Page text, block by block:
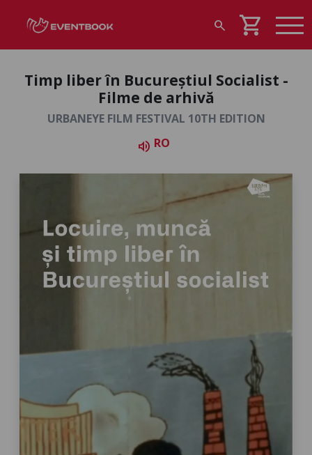
search shopping_cart
Timp liber în Bucureștiul Socialist -
Filme de arhivă
URBANEYE FILM FESTIVAL 10TH EDITION
volume_up RO